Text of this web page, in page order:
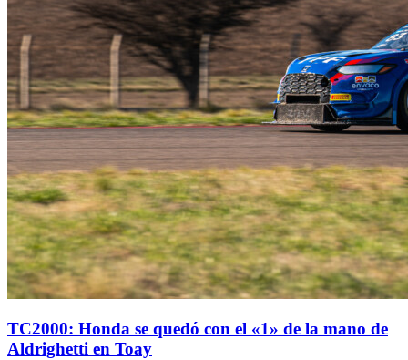
TC2000: Honda se quedó con el «1» de la mano de
Aldrighetti en Toay